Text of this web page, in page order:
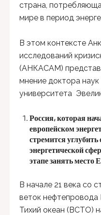
страна,
мире в период
В этом контексте
исследований
(АНКАСАМ)
мнение доктора
университета
Россия, которая
европейском
стремится
энергетической
этапе занять место
В начале 21 века со
веток
Тихий океан (ВСТО)